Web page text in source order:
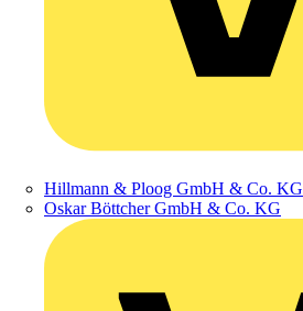
Hillmann & Ploog GmbH & Co. KG
Oskar Böttcher GmbH & Co. KG